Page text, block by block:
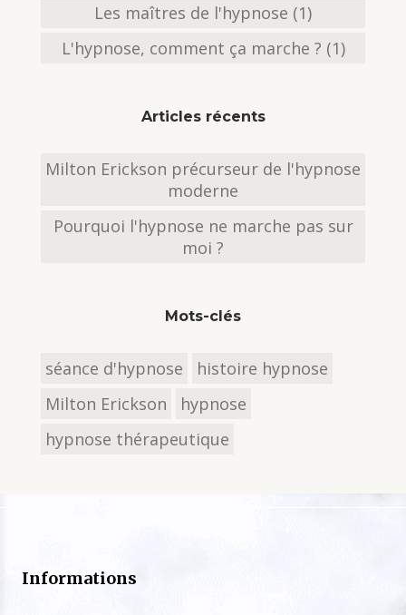
Les maîtres de l'hypnose (1)
L'hypnose, comment ça marche ? (1)
Articles récents
Milton Erickson précurseur de l'hypnose
moderne
Pourquoi l'hypnose ne marche pas sur
moi ?
Mots-clés
séance d'hypnose
histoire hypnose
Milton Erickson
hypnose
hypnose thérapeutique
Informations